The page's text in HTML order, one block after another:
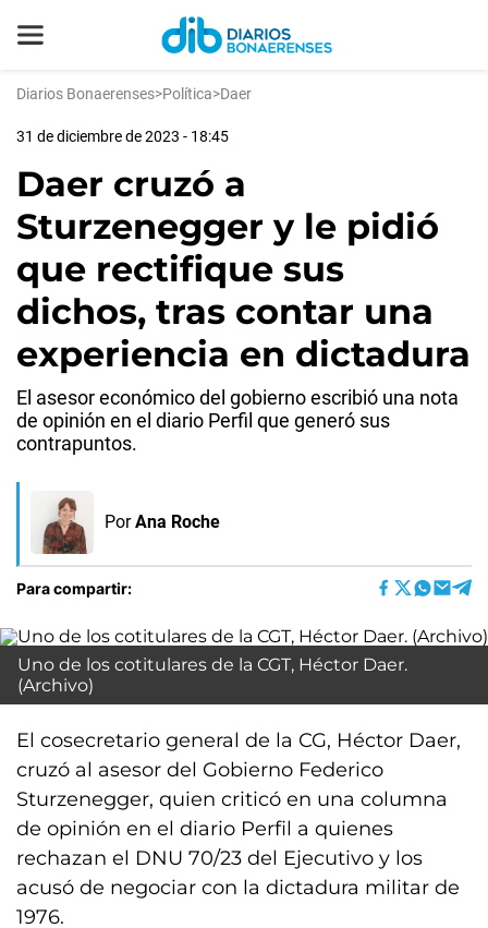
Diarios Bonaerenses>Política>Daer
31 de diciembre de 2023 - 18:45
Daer cruzó a
Sturzenegger y le pidió
que rectifique sus
dichos, tras contar una
experiencia en dictadura
El asesor económico del gobierno escribió una nota
de opinión en el diario Perfil que generó sus
contrapuntos.
Por Ana Roche
Para compartir:
Uno de los cotitulares de la CGT, Héctor Daer.
(Archivo)
El cosecretario general de la CG, Héctor Daer,
cruzó al asesor del Gobierno Federico
Sturzenegger, quien criticó en una columna
de opinión en el diario Perfil a quienes
rechazan el DNU 70/23 del Ejecutivo y los
acusó de negociar con la dictadura militar de
1976.